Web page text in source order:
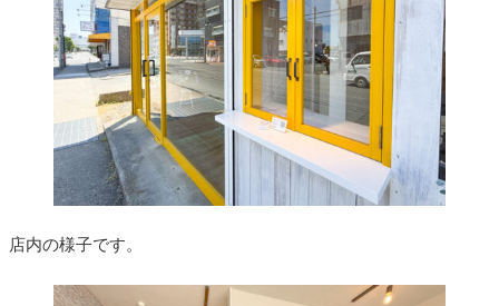
店内の様子です。